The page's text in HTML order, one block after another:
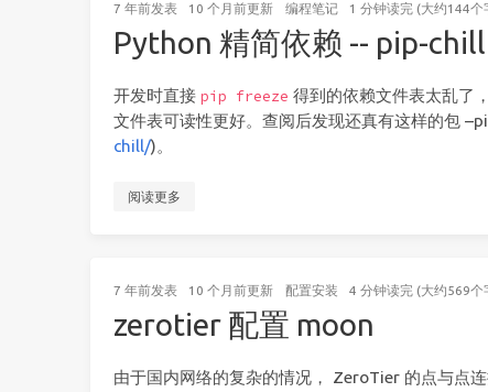
7 年前发表 10 个月前更新 编程笔记 1 分钟读完 (大约144个
Python 精简依赖 -- pip-chill
开发时直接 pip freeze 得到的依赖文件表太乱了
文件表可读性更好。查阅后发现还真有这样的包
chill/)。
阅读更多
7 年前发表 10 个月前更新 配置安装 4 分钟读完 (大约569个
zerotier 配置 moon
由于国内网络的复杂的情况， ZeroTier 的点与点